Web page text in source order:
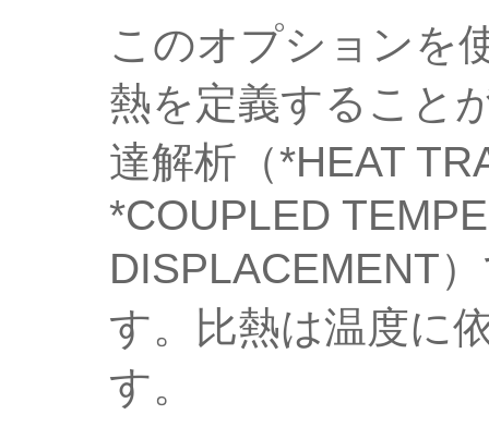
このオプションを
熱を定義すること
達解析（*HEAT
*COUPLED
DISPLACEMENT
す。比熱は温度に
す。